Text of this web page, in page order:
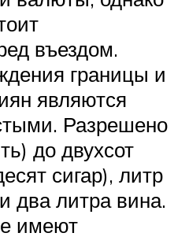
въездом.
границы и
являются
Разрешено
до двухсот
сигар), литр
два литра вина.
имеют